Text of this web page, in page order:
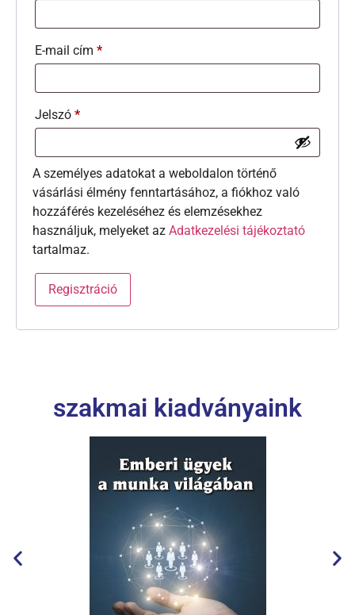
E-mail cím *
Jelszó *
A személyes adatokat a weboldalon történő
vásárlási élmény fenntartásához, a fiókhoz való
hozzáférés kezeléséhez és elemzésekhez
használjuk, melyeket az Adatkezelési tájékoztató
tartalmaz.
Regisztráció
szakmai kiadványaink